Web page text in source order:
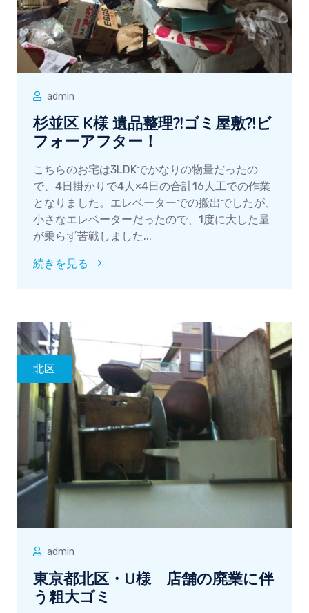
admin
杉並区 K様 遺品整理?!ゴミ屋敷?!ビ
フォーアフター！
こちらのお宅は3LDKでかなりの物量だったの
で、4日掛かりで4人×4日の合計16人工での作業
となりました。エレベーターでの搬出でしたが、
小さなエレベーターだったので、1度に大した量
が乗らず苦戦しました...
続きを見る
北区
admin
東京都北区・U様 店舗の廃業に伴
う粗大ゴミ